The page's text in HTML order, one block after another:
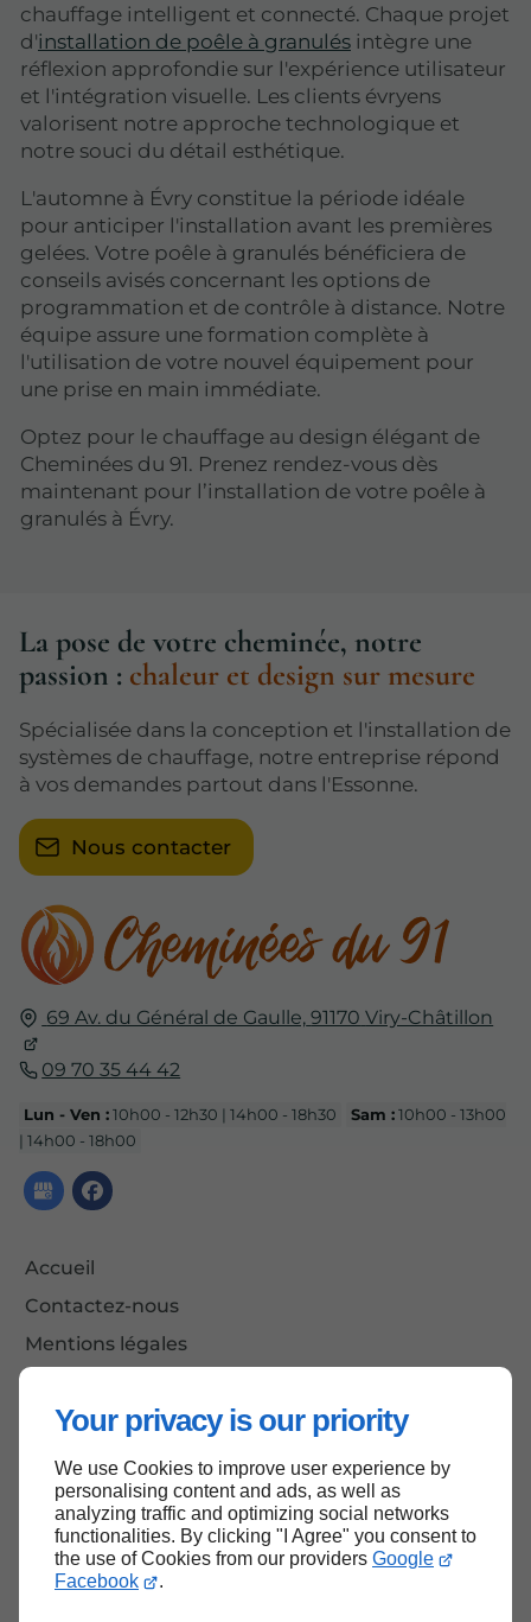
Your privacy is our priority
We use Cookies to improve user experience by
personalising content and ads, as well as
analyzing traffic and optimizing social networks
functionalities. By clicking "I Agree" you consent to
the use of Cookies from our providers Google
Facebook
.
chauffage intelligent et connecté. Chaque projet
d'installation de poêle à granulés intègre une
réflexion approfondie sur l'expérience utilisateur
et l'intégration visuelle. Les clients évryens
valorisent notre approche technologique et
notre souci du détail esthétique.
L'automne à Évry constitue la période idéale
pour anticiper l'installation avant les premières
gelées. Votre poêle à granulés bénéficiera de
conseils avisés concernant les options de
programmation et de contrôle à distance. Notre
équipe assure une formation complète à
l'utilisation de votre nouvel équipement pour
une prise en main immédiate.
Optez pour le chauffage au design élégant de
Cheminées du 91. Prenez rendez-vous dès
maintenant pour l’installation de votre poêle à
granulés à Évry.
69 Av. du Général de Gaulle, 91170 Viry-Châtillon
09 70 35 44 42
Lun - Ven :10h00 - 12h30 | 14h00 - 18h30 Sam :10h00 - 13h00
| 14h00 - 18h00
Accueil
Contactez-nous
Mentions légales
La pose de votre cheminée, notre
passion : chaleur et design sur mesure
Spécialisée dans la conception et l'installation de
systèmes de chauffage, notre entreprise répond
à vos demandes partout dans l'Essonne.
Nous contacter
Haut de page